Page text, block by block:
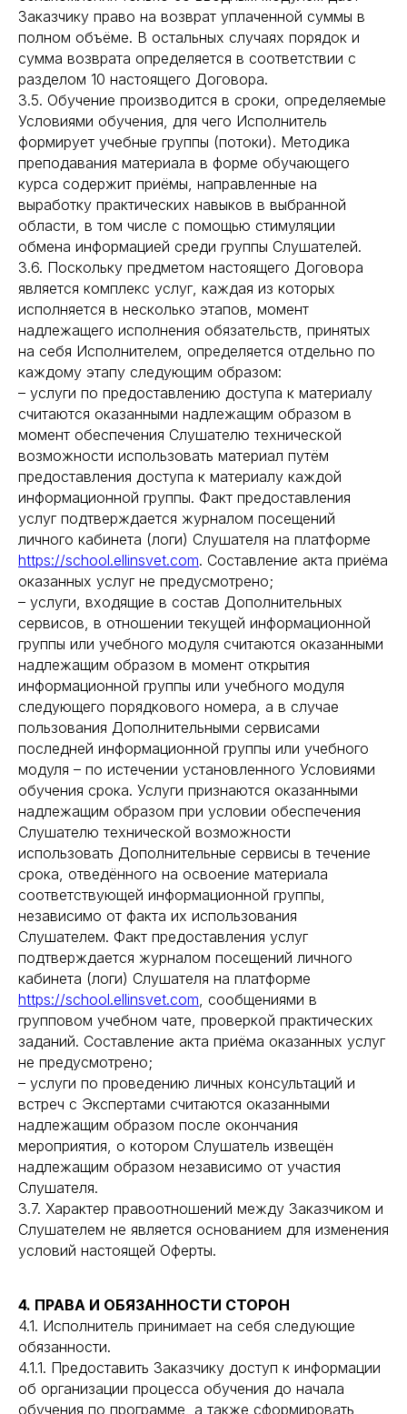
Заказчику право на возврат уплаченной суммы в
полном объёме. В остальных случаях порядок и
сумма возврата определяется в соответствии с
разделом 10 настоящего Договора.
3.5. Обучение производится в сроки, определяемые
Условиями обучения, для чего Исполнитель
формирует учебные группы (потоки). Методика
преподавания материала в форме обучающего
курса содержит приёмы, направленные на
выработку практических навыков в выбранной
области, в том числе с помощью стимуляции
обмена информацией среди группы Слушателей.
3.6. Поскольку предметом настоящего Договора
является комплекс услуг, каждая из которых
исполняется в несколько этапов, момент
надлежащего исполнения обязательств, принятых
на себя Исполнителем, определяется отдельно по
каждому этапу следующим образом:
– услуги по предоставлению доступа к материалу
считаются оказанными надлежащим образом в
момент обеспечения Слушателю технической
возможности использовать материал путём
предоставления доступа к материалу каждой
информационной группы. Факт предоставления
услуг подтверждается журналом посещений
личного кабинета (логи) Слушателя на платформе
https://school.ellinsvet.com. Составление акта приёма
оказанных услуг не предусмотрено;
– услуги, входящие в состав Дополнительных
сервисов, в отношении текущей информационной
группы или учебного модуля считаются оказанными
надлежащим образом в момент открытия
информационной группы или учебного модуля
следующего порядкового номера, а в случае
пользования Дополнительными сервисами
последней информационной группы или учебного
модуля – по истечении установленного Условиями
обучения срока. Услуги признаются оказанными
надлежащим образом при условии обеспечения
Слушателю технической возможности
использовать Дополнительные сервисы в течение
срока, отведённого на освоение материала
соответствующей информационной группы,
независимо от факта их использования
Слушателем. Факт предоставления услуг
подтверждается журналом посещений личного
кабинета (логи) Слушателя на платформе
https://school.ellinsvet.com, сообщениями в
групповом учебном чате, проверкой практических
заданий. Составление акта приёма оказанных услуг
не предусмотрено;
– услуги по проведению личных консультаций и
встреч с Экспертами считаются оказанными
надлежащим образом после окончания
мероприятия, о котором Слушатель извещён
надлежащим образом независимо от участия
Слушателя.
3.7. Характер правоотношений между Заказчиком и
Слушателем не является основанием для изменения
условий настоящей Оферты.
4. ПРАВА И ОБЯЗАННОСТИ СТОРОН
4.1. Исполнитель принимает на себя следующие
обязанности.
4.1.1. Предоставить Заказчику доступ к информации
об организации процесса обучения до начала
обучения по программе, а также сформировать